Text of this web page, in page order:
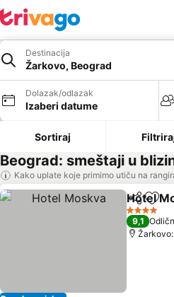
Destinacija
Žarkovo, Beograd
Dolazak/odlazak
Izaberi datume
Sortiraj
Beograd: smeštaji u
Kako uplate koje primimo utiču na
Deli
Hotel
4 Zvezdice
9,1